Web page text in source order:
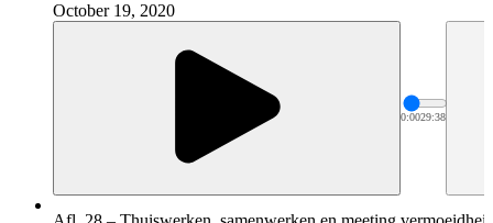
October 19, 2020
0:0029:38